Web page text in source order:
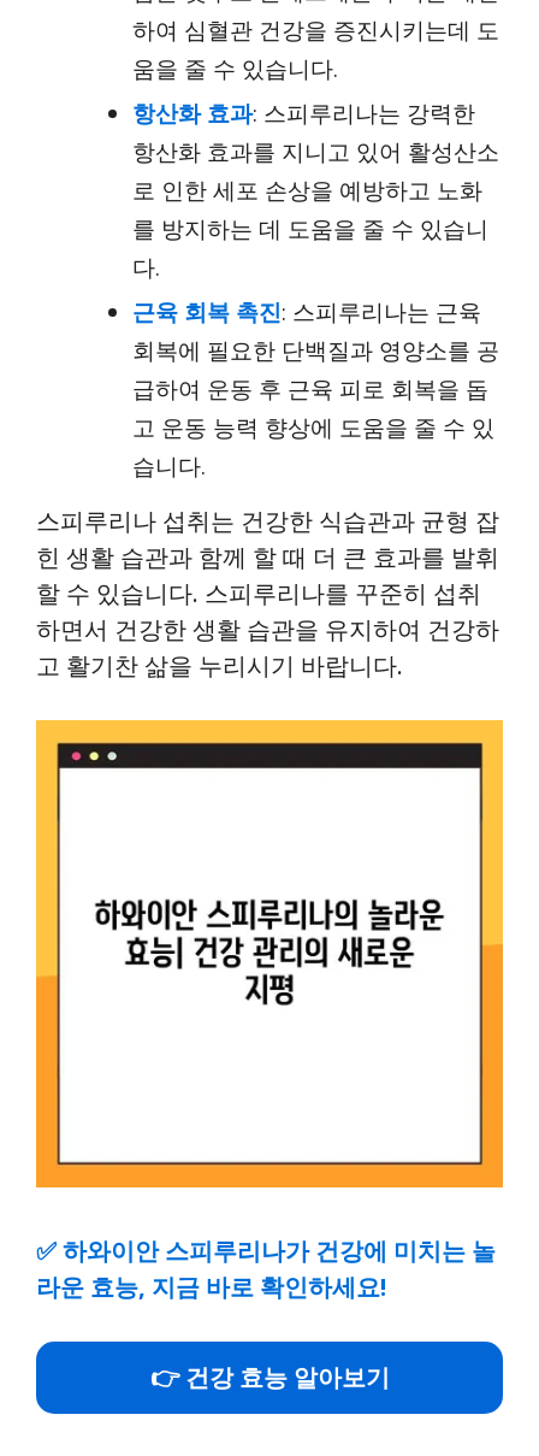
하여 심혈관 건강을 증진시키는데 도
움을 줄 수 있습니다.
항산화 효과: 스피루리나는 강력한
항산화 효과를 지니고 있어 활성산소
로 인한 세포 손상을 예방하고 노화
를 방지하는 데 도움을 줄 수 있습니
다.
근육 회복 촉진: 스피루리나는 근육
회복에 필요한 단백질과 영양소를 공
급하여 운동 후 근육 피로 회복을 돕
고 운동 능력 향상에 도움을 줄 수 있
습니다.
스피루리나 섭취는 건강한 식습관과 균형 잡
힌 생활 습관과 함께 할 때 더 큰 효과를 발휘
할 수 있습니다. 스피루리나를 꾸준히 섭취
하면서 건강한 생활 습관을 유지하여 건강하
고 활기찬 삶을 누리시기 바랍니다.
✅하와이안 스피루리나가 건강에 미치는 놀
라운 효능, 지금 바로 확인하세요!
👉 건강 효능 알아보기